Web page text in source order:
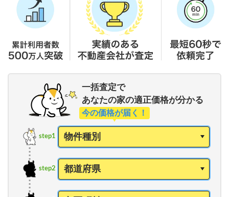
一括査定で
あなたの家の適正価格が分かる
今の価格が届く！
step1
step2